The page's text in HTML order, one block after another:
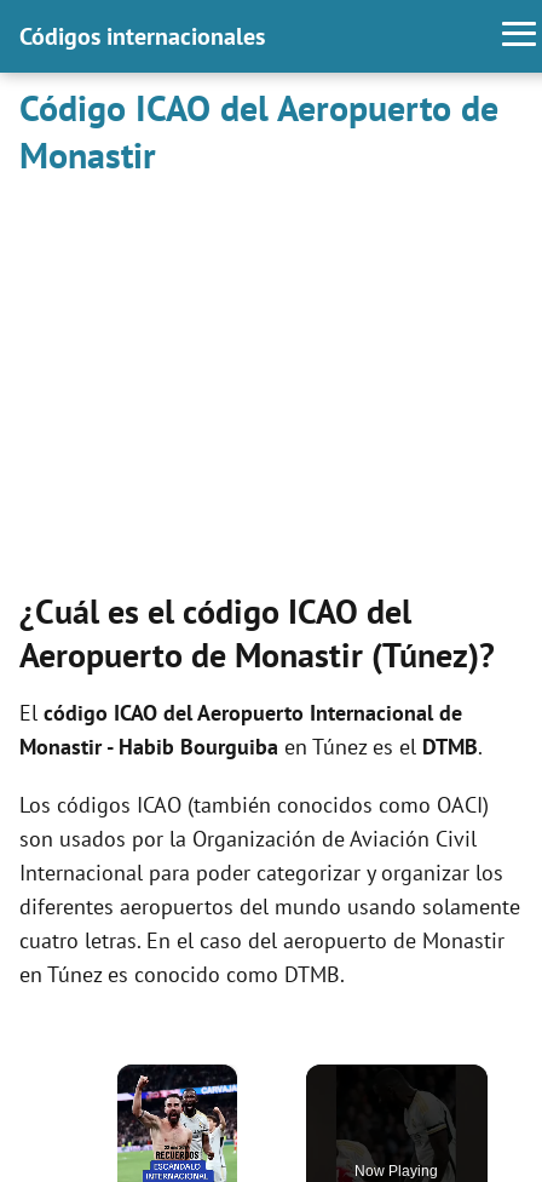
Códigos internacionales
Código ICAO del Aeropuerto de
Monastir
¿Cuál es el código ICAO del
Aeropuerto de Monastir (Túnez)?
El código ICAO delAeropuerto Internacional de
Monastir - Habib Bourguiba en Túnez es el DTMB.
Los códigos ICAO (también conocidos como OACI)
son usados por la Organización de Aviación Civil
Internacional para poder categorizar y organizar los
diferentes aeropuertos del mundo usando solamente
cuatro letras. En el caso del aeropuerto de Monastir
en Túnez es conocido como DTMB.
×
Now Playing